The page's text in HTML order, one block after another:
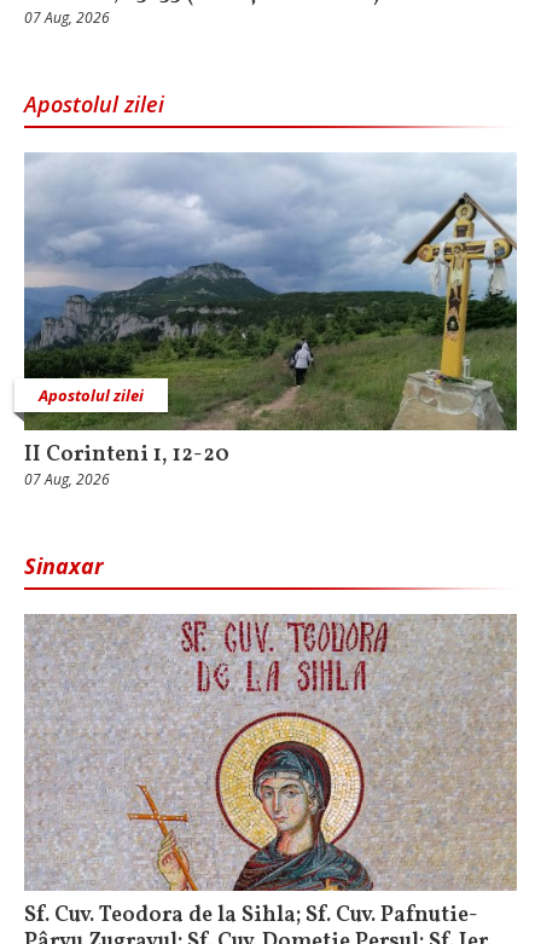
07 Aug, 2026
Apostolul zilei
Apostolul zilei
II Corinteni 1, 12-20
07 Aug, 2026
Sinaxar
Sf. Cuv. Teodora de la Sihla; Sf. Cuv. Pafnutie-